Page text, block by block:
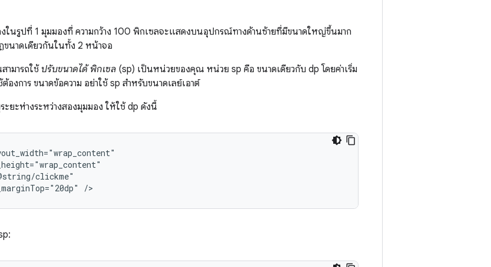
ในรูปที่ 1 มุมมองที่ ความกว้าง 100 พิกเซลจะแสดงบนอุปกรณ์ทางด้านซ้ายที่มีขนาดใหญ่ขึ้นมาก
ขนาดเดียวกันในทั้ง 2 หน้าจอ
ามารถใช้ ปรับขนาดได้ พิกเซล (sp) เป็นหน่วยของคุณ หน่วย sp คือ ขนาดเดียวกับ dp โดยค่าเริ่ม
งการ ขนาดข้อความ อย่าใช้ sp สำหรับขนาดเลย์เอาต์
ะยะห่างระหว่างสองมุมมอง ให้ใช้ dp ดังนี้
/>